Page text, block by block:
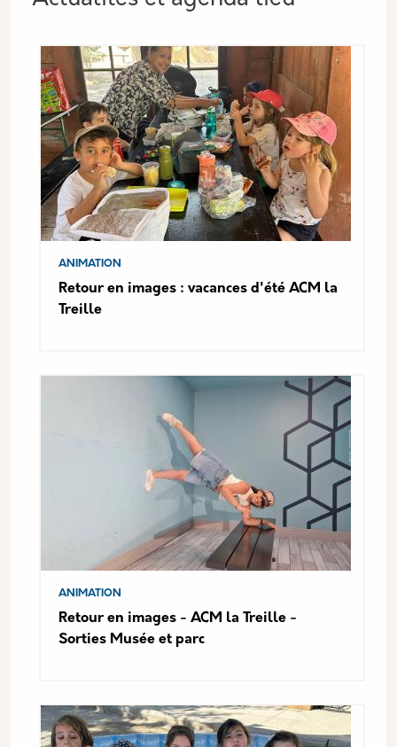
ANIMATION
Retour en images : vacances d'été ACM la
Treille
ANIMATION
Retour en images - ACM la Treille -
Sorties Musée et parc